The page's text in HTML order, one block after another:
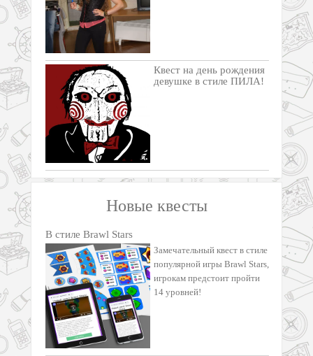
Квест на день рождения
девушке в стиле ПИЛА!
Новые квесты
В стиле Brawl Stars
Замечательный квест в стиле
популярной игры Brawl Stars,
игрокам предстоит пройти
14 уровней!